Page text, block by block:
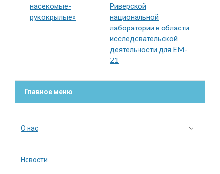
насекомые-
рукокрылые»
Риверской
национальной
лаборатории в области
исследовательской
деятельности для EM-
21
Главное меню
О нас
Новости